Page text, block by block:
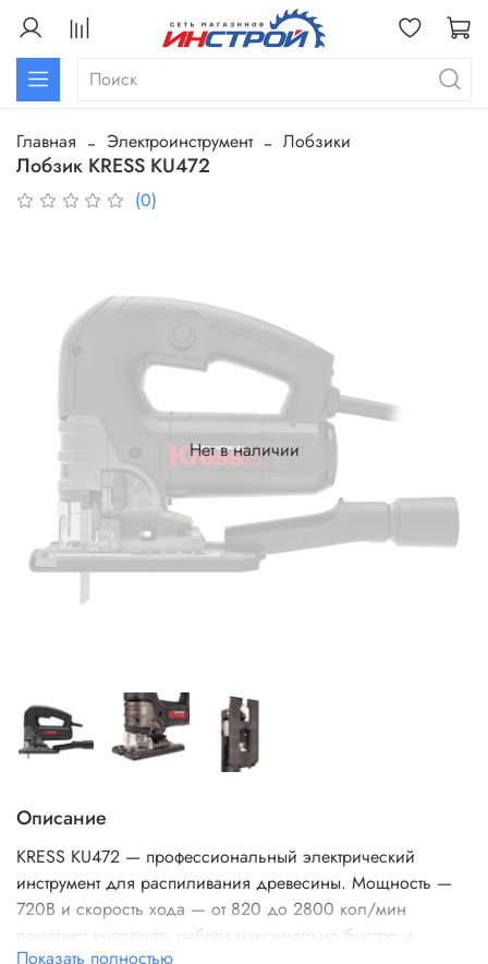
Главная Электроинструмент Лобзики
Лобзик KRESS KU472
(0)
Нет в наличии
Описание
KRESS KU472 — профессиональный электрический
инструмент для распиливания древесины. Мощность —
720В и скорость хода — от 820 до 2800 кол/мин
помогают выполнять работы максимально быстро и
Показать полностью